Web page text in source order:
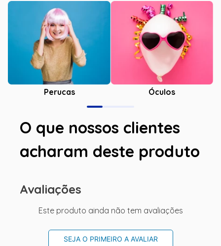
Perucas Óculos
O que nossos clientes
acharam deste produto
Avaliações
Este produto ainda não tem avaliações
SEJA O PRIMEIRO A AVALIAR